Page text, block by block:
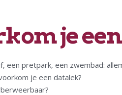
je
een pretpark, een zwembad:
je een datalek?